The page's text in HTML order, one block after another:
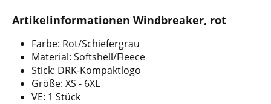
Artikelinformationen Windbreaker, rot
Farbe: Rot/Schiefergrau
Material: Softshell/Fleece
Stick: DRK-Kompaktlogo
Größe: XS - 6XL
VE: 1 Stück